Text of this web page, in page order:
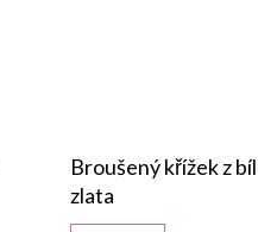
Broušený křížek z
zlata